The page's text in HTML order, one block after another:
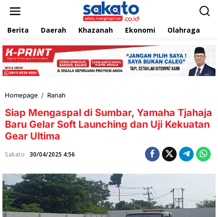
e
k
Berita Daerah Khazanah Ekonomi Olahraga
Homepage / Ranah
a
p
M
g
s
p
a
l
d
Siap Mengaspal di Sumbar, Yamaha Tjahaja
Baru Gelar Soft Launching dan Uji Kekuatan
Gear Ultima
Sakato 30/04/2025 4:56